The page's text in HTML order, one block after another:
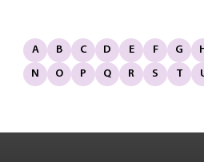
A B C D E F G
N
O P Q R S T